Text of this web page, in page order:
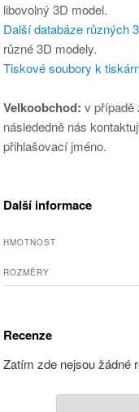
libovolný 3D model.
Další databáze různých
různé 3D modely.
Tiskové soubory k
Velkoobchod: v případě
následedně nás
přihlašovací jméno.
Další informace
HMOTNOST
ROZMĚRY
Recenze
Zatím zde nejsou žádné